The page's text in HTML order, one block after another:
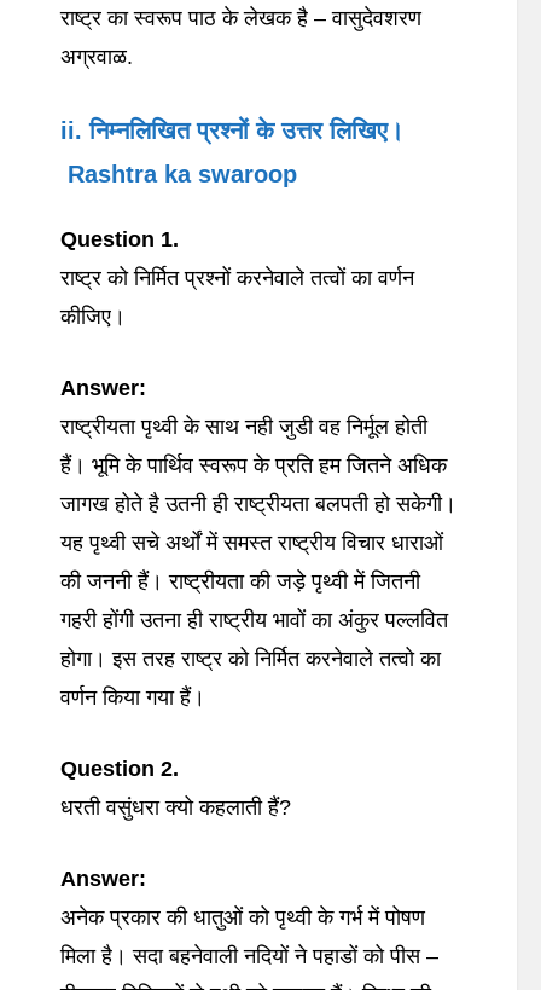
राष्ट्र का स्वरूप पाठ के लेखक है – वासुदेवशरण
अग्रवाळ.
ii. निम्नलिखित प्रश्नों के उत्तर लिखिए।
Rashtra ka swaroop
Question 1.
राष्ट्र को निर्मित प्रश्नों करनेवाले तत्वों का वर्णन
कीजिए।
Answer:
राष्ट्रीयता पृथ्वी के साथ नही जुडी वह निर्मूल होती
हैं। भूमि के पार्थिव स्वरूप के प्रति हम जितने अधिक
जागख होते है उतनी ही राष्ट्रीयता बलपती हो सकेगी।
यह पृथ्वी सचे अर्थों में समस्त राष्ट्रीय विचार धाराओं
की जननी हैं। राष्ट्रीयता की जड़े पृथ्वी में जितनी
गहरी होंगी उतना ही राष्ट्रीय भावों का अंकुर पल्लवित
होगा। इस तरह राष्ट्र को निर्मित करनेवाले तत्वो का
वर्णन किया गया हैं।
Question 2.
धरती वसुंधरा क्यो कहलाती हैं?
Answer:
अनेक प्रकार की धातुओं को पृथ्वी के गर्भ में पोषण
मिला है। सदा बहनेवाली नदियों ने पहाडों को पीस –